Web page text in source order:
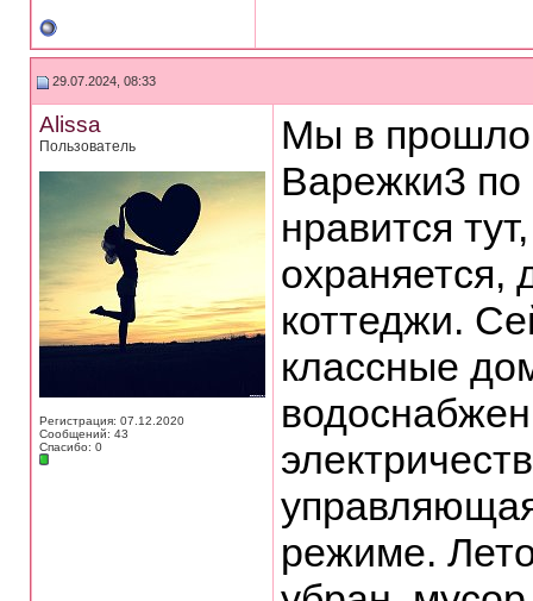
29.07.2024, 08:33
Alissa
Пользователь
Регистрация: 07.12.2020
Сообщений: 43
Спасибо: 0
Мы в
Варежки3
нравится
охраняется,
коттеджи.
классные
режиме.